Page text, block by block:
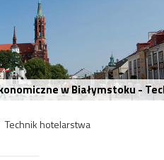
w Białymstoku -
Technik hotelarstwa